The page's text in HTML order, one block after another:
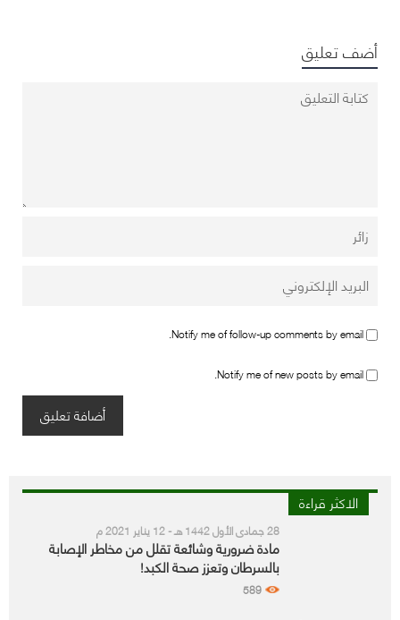
أضف تعليق
Notify me of follow-up comments by email.
Notify me of new posts by email.
الاكثر قراءة
28 جمادى الأول 1442 هـ - 12 يناير 2021 م
مادة ضرورية وشائعة تقلل من مخاطر الإصابة
بالسرطان وتعزز صحة الكبد!
589